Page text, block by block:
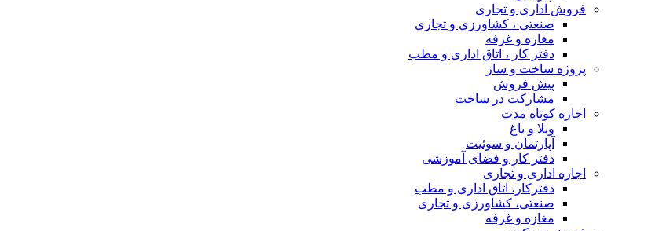
فروش اداری و تجاری
صنعتی ، کشاورزی و تجاری
مغازه و غرفه
دفتر کار ، اتاق اداری و مطب
پروژه ساخت و ساز
پیش فروش
مشارکت در ساخت
اجاره کوتاه مدت
ویلا و باغ
آپارتمان و سوئیت
دفتر کار و فضای آموزشی
اجاره اداری و تجاری
دفترکار، اتاق اداری و مطب
صنعتی، کشاورزی و تجاری
مغازه و غرفه